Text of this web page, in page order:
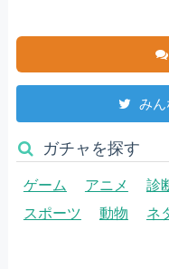
みん
ガチャを探す
ゲーム アニメ 診
スポーツ
動物 ネ